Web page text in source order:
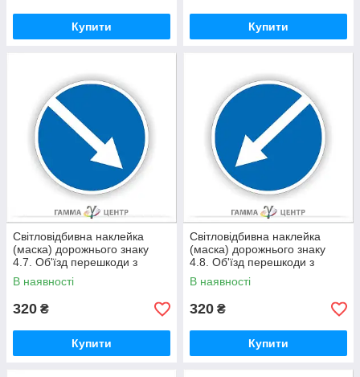
Купити Купити
Світловідбивна наклейка
(маска) дорожнього знаку
4.7. Об'їзд перешкоди з
правого боку
В наявності
320 ₴
Купити
Світловідбивна наклейка
(маска) дорожнього знаку
4.8. Об'їзд перешкоди з
лівого боку
В наявності
320 ₴
Купити